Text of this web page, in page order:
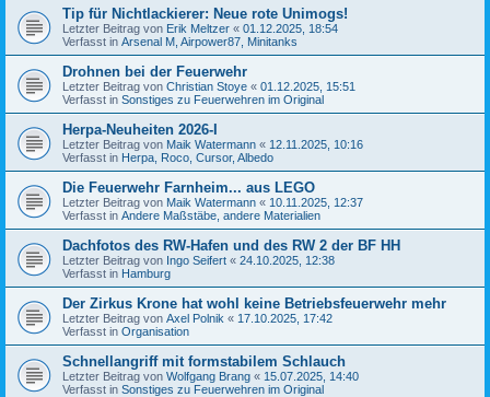
Tip für Nichtlackierer: Neue rote Unimogs!
Letzter Beitrag von Erik Meltzer « 01.12.2025, 18:54
Verfasst in Arsenal M, Airpower87, Minitanks
Drohnen bei der Feuerwehr
Letzter Beitrag von Christian Stoye « 01.12.2025, 15:51
Verfasst in Sonstiges zu Feuerwehren im Original
Herpa-Neuheiten 2026-I
Letzter Beitrag von Maik Watermann « 12.11.2025, 10:16
Verfasst in Herpa, Roco, Cursor, Albedo
Die Feuerwehr Farnheim... aus LEGO
Letzter Beitrag von Maik Watermann « 10.11.2025, 12:37
Verfasst in Andere Maßstäbe, andere Materialien
Dachfotos des RW-Hafen und des RW 2 der BF HH
Letzter Beitrag von Ingo Seifert « 24.10.2025, 12:38
Verfasst in Hamburg
Der Zirkus Krone hat wohl keine Betriebsfeuerwehr mehr
Letzter Beitrag von Axel Polnik « 17.10.2025, 17:42
Verfasst in Organisation
Schnellangriff mit formstabilem Schlauch
Letzter Beitrag von Wolfgang Brang « 15.07.2025, 14:40
Verfasst in Sonstiges zu Feuerwehren im Original